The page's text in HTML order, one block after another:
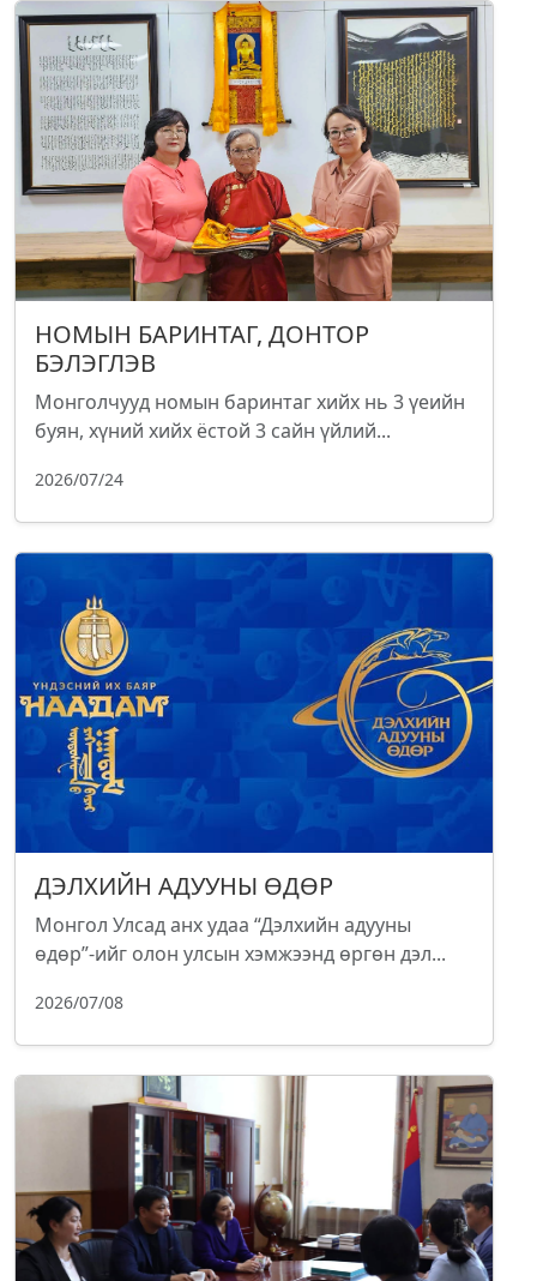
НОМЫН БАРИНТАГ, ДОНТОР
БЭЛЭГЛЭВ
Монголчууд номын баринтаг хийх нь 3 үеийн
буян, хүний хийх ёстой 3 сайн үйлий...
2026/07/24
ДЭЛХИЙН АДУУНЫ ӨДӨР
Монгол Улсад анх удаа “Дэлхийн адууны
өдөр”-ийг олон улсын хэмжээнд өргөн дэл...
2026/07/08